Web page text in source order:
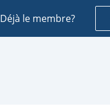
Déjà le membre?